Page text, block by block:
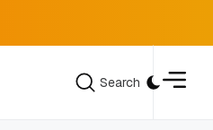
Search